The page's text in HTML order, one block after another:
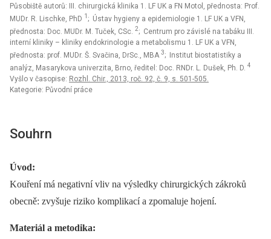
Působiště autorů: III. chirurgická klinika 1. LF UK a FN Motol, přednosta: Prof.
MUDr. R. Lischke, PhD 1 ; Ústav hygieny a epidemiologie 1. LF UK a VFN,
přednosta: Doc. MUDr. M. Tuček, CSc. 2; Centrum pro závislé na tabáku III.
interní kliniky – kliniky endokrinologie a metabolismu 1. LF UK a VFN,
přednosta: prof. MUDr. Š. Svačina, DrSc., MBA 3; Institut biostatistiky a
analýz, Masarykova univerzita, Brno, ředitel: Doc. RNDr. L. Dušek, Ph. D. 4
Vyšlo v časopise: Rozhl. Chir., 2013, roč. 92, č. 9, s. 501-505.
Kategorie: Původní práce
Souhrn
Úvod:
Kouření má negativní vliv na výsledky chirurgických zákroků
obecně: zvyšuje riziko komplikací a zpomaluje hojení.
Materiál a metodika: